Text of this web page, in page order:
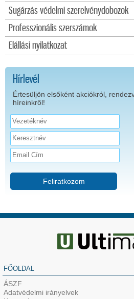
Sugárzás-védelmi szerelvénydobozok
Professzionális szerszámok
Elállási nyilatkozat
Hírlevél
Értesüljön elsőként akciókról,
híreinkről!
Feliratkozom
FŐOLDAL
ÁSZF
Adatvédelmi irányelvek